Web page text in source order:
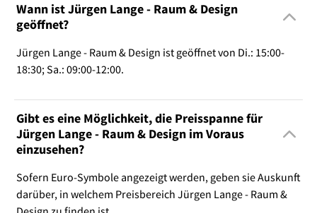
Wann ist Jürgen Lange - Raum & Design
geöffnet?
Jürgen Lange - Raum & Design ist geöffnet von Di.: 15:00-
18:30; Sa.: 09:00-12:00.
Gibt es eine Möglichkeit, die Preisspanne für
Jürgen Lange - Raum & Design im Voraus
einzusehen?
Sofern Euro-Symbole angezeigt werden, geben sie Auskunft
darüber, in welchem Preisbereich Jürgen Lange - Raum &